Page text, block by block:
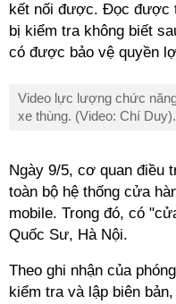
kết nối được. Đọc được
bị kiểm tra không biết
có được bảo vệ quyền
Video lực lượng chức
xe thùng. (Video: Chí Duy).
Ngày 9/5, cơ quan điều
toàn bộ hệ thống cửa
mobile. Trong đó, có
Quốc Sư, Hà Nội.
Theo ghi nhận của
kiểm tra và lập biên